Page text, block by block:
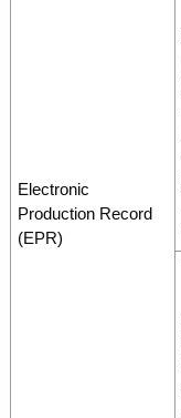
Electronic
Production Record
(EPR)